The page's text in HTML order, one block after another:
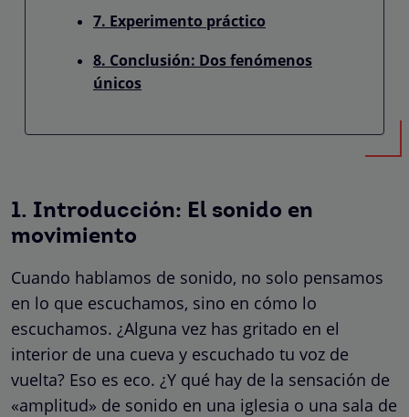
7. Experimento práctico
8. Conclusión: Dos fenómenos
únicos
1. Introducción: El sonido en
movimiento
Cuando hablamos de sonido, no solo pensamos
en lo que escuchamos, sino en cómo lo
escuchamos. ¿Alguna vez has gritado en el
interior de una cueva y escuchado tu voz de
vuelta? Eso es eco. ¿Y qué hay de la sensación de
«amplitud» de sonido en una iglesia o una sala de